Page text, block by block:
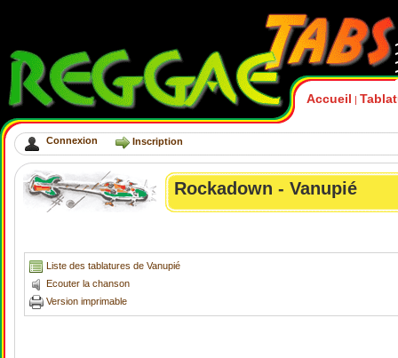
Accueil |
Connexion Inscription
Rockadown - Vanupié
Liste des tablatures de Vanupié
Ecouter la chanson
Version imprimable